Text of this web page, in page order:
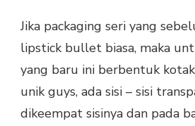
Jika packaging seri yang
lipstick bullet biasa, maka
yang baru ini berbentuk
unik guys, ada sisi – sisi
dikeempat sisinya dan pada